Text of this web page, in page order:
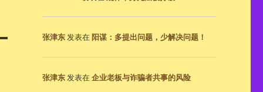
张津东发表在阳谋：多提出问题，少解决问题！
张津东发表在企业老板与诈骗者共事的风险